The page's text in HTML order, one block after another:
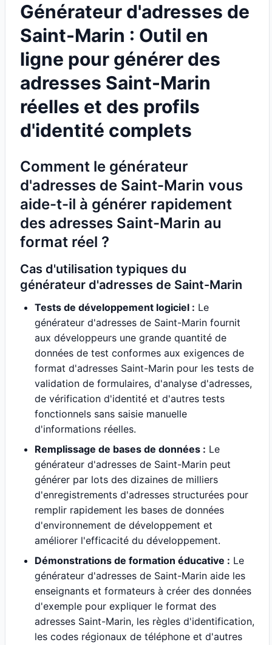
Générateur d'adresses de
Saint-Marin : Outil en
ligne pour générer des
adresses Saint-Marin
réelles et des profils
d'identité complets
Comment le générateur
d'adresses de Saint-Marin vous
aide-t-il à générer rapidement
des adresses Saint-Marin au
format réel ?
Cas d'utilisation typiques du
générateur d'adresses de Saint-Marin
Tests de développement logiciel : Le
générateur d'adresses de Saint-Marin fournit
aux développeurs une grande quantité de
données de test conformes aux exigences de
format d'adresses Saint-Marin pour les tests de
validation de formulaires, d'analyse d'adresses,
de vérification d'identité et d'autres tests
fonctionnels sans saisie manuelle
d'informations réelles.
Remplissage de bases de données : Le
générateur d'adresses de Saint-Marin peut
générer par lots des dizaines de milliers
d'enregistrements d'adresses structurées pour
remplir rapidement les bases de données
d'environnement de développement et
améliorer l'efficacité du développement.
Démonstrations de formation éducative : Le
générateur d'adresses de Saint-Marin aide les
enseignants et formateurs à créer des données
d'exemple pour expliquer le format des
adresses Saint-Marin, les règles d'identification,
les codes régionaux de téléphone et d'autres